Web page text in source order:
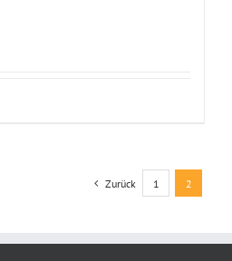
Zurück 1 2